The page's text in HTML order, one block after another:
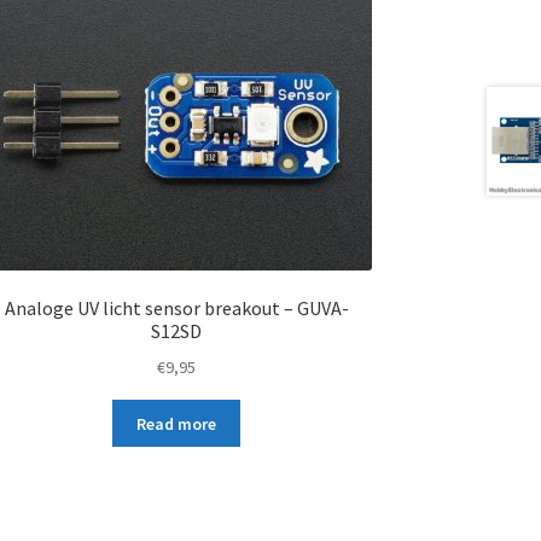
Analoge UV licht sensor breakout – GUVA-
S12SD
€9,95
Read more